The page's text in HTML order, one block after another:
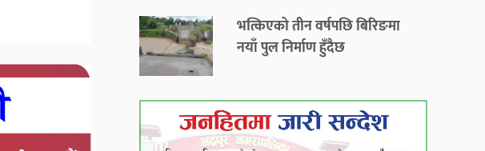
भत्किएको तीन वर्षपछि बिरिङमा
नयाँ पुल निर्माण हुँदैछ